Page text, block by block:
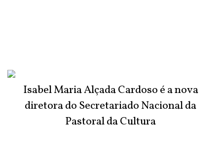
Isabel Maria Alçada Cardoso é a nova
diretora do Secretariado Nacional da
Pastoral da Cultura